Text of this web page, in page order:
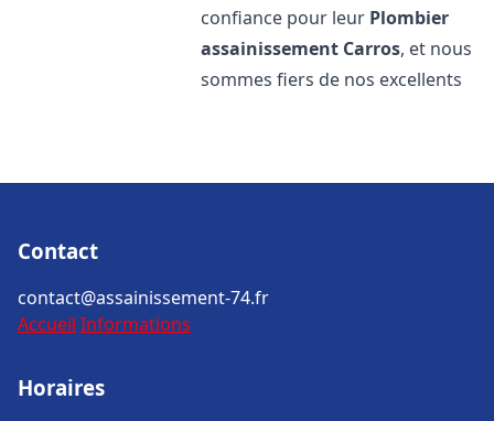
confiance pour leur Plombier
assainissement Carros, et nous
sommes fiers de nos excellents
Contact
contact@assainissement-74.fr
Accueil Informations
Horaires